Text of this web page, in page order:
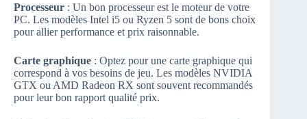
Processeur : Un bon processeur est le moteur de votre
PC. Les modèles Intel i5 ou Ryzen 5 sont de bons choix
pour allier performance et prix raisonnable.
Carte graphique : Optez pour une carte graphique qui
correspond à vos besoins de jeu. Les modèles NVIDIA
GTX ou AMD Radeon RX sont souvent recommandés
pour leur bon rapport qualité prix.